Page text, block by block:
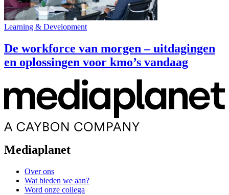
Learning & Development
De workforce van morgen – uitdagingen
en oplossingen voor kmo’s vandaag
Mediaplanet
Over ons
Wat bieden we aan?
Word onze collega